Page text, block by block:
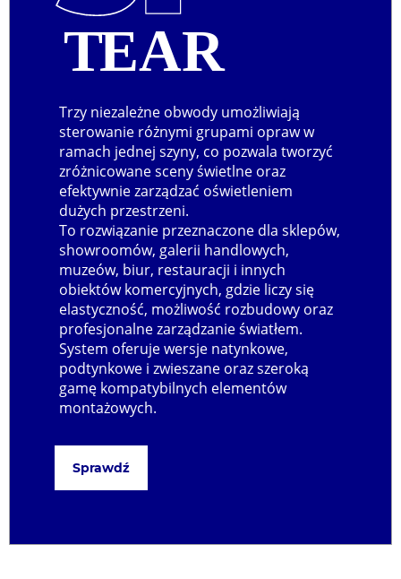
TEAR
Trzy niezależne obwody umożliwiają
sterowanie różnymi grupami opraw w
ramach jednej szyny, co pozwala tworzyć
zróżnicowane sceny świetlne oraz
efektywnie zarządzać oświetleniem
dużych przestrzeni.
To rozwiązanie przeznaczone dla sklepów,
showroomów, galerii handlowych,
muzeów, biur, restauracji i innych
obiektów komercyjnych, gdzie liczy się
elastyczność, możliwość rozbudowy oraz
profesjonalne zarządzanie światłem.
System oferuje wersje natynkowe,
podtynkowe i zwieszane oraz szeroką
gamę kompatybilnych elementów
montażowych.
Sprawdź